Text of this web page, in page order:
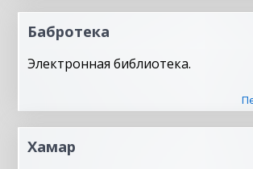
Бабротека
Электронная библиотека.
Хамар